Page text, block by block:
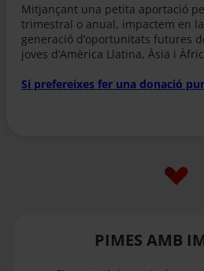
Mitjançant una petita aportació
trimestral o anual, impactem en
generació d’oportunitats futures
joves d’Amèrica Llatina, Àsia i
Si prefereixes fer una donació
PIMES AMB